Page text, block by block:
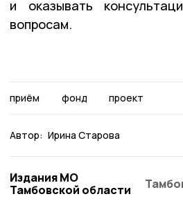
и оказывать
вопросам.
приём фонд проект
Автор: Ирина Старова
Издания МО
Тамбовской области